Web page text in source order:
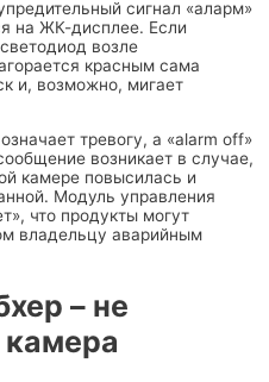
сигнал «аларм»
на ЖК-дисплее. Если
возле
красным сама
и, возможно, мигает
тревогу, а «alarm off»
возникает в случае,
камере повысилась и
Модуль управления
что продукты могут
владельцу аварийным
– не
камера